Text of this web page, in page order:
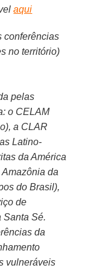
aqui
conferências
no território)
pelas
o CELAM
a CLAR
Latino-
da América
da
do Brasil),
de
Santa Sé.
da
vulneráveis